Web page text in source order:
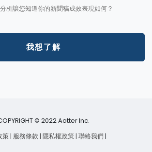
析讓您知道你的新聞稿成效表現如何？
我想了解
© 2022 Aotter Inc.
策 | 服務條款 | 隱私權政策 | 聯絡我們 |